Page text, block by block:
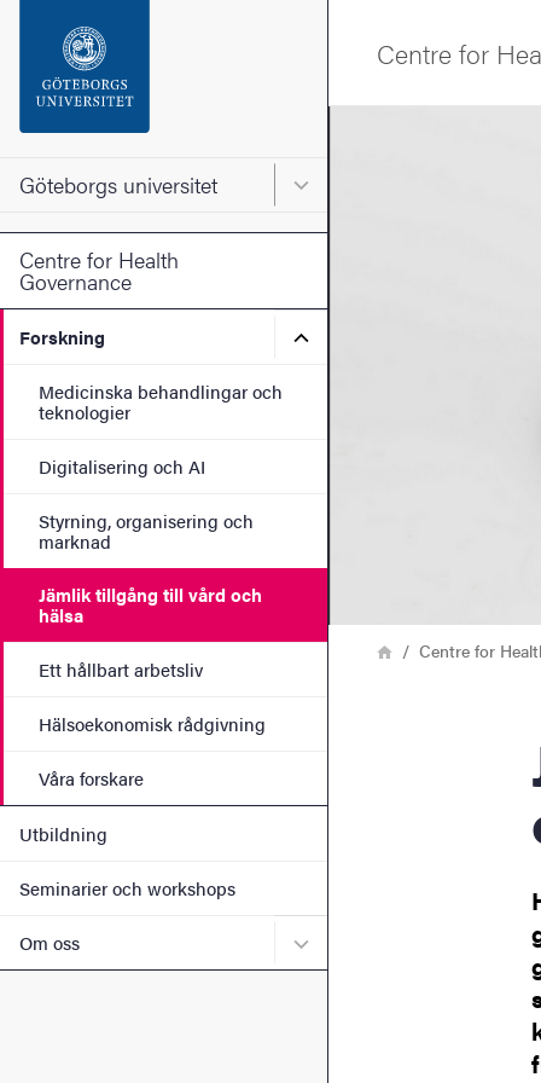
Sidfoten
Om webbplatsen
Göteborgs universitet Huvudmeny för Göteborgs
Centre for Health
Governance
Forskning Undermeny för Forskning
Medicinska behandlingar och
teknologier
Digitalisering och AI
Styrning, organisering och
marknad
Jämlik tillgång till vård och
hälsa
Ett hållbart arbetsliv
Hälsoekonomisk rådgivning
Våra forskare
Utbildning
Seminarier och workshops
Om oss Undermeny för Om oss
Centre for
Bild
LänkstigHemCentre for